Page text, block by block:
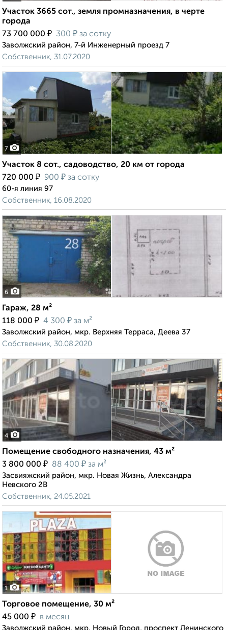
Участок 3665 сот., земля промназначения, в черте
города
73 700 000 ₽ 300 ₽ за сотку
Заволжский район, 7-й Инженерный проезд 7
Собственник, 31.07.2020
7
Участок 8 сот., садоводство, 20 км от города
720 000 ₽ 900 ₽ за сотку
60-я линия 97
Собственник, 16.08.2020
6
Гараж, 28 м²
118 000 ₽ 4 300 ₽ за м²
Заволжский район, мкр. Верхняя Терраса, Деева 37
Собственник, 30.08.2020
4
Помещение свободного назначения, 43 м²
3 800 000 ₽ 88 400 ₽ за м²
Засвияжский район, мкр. Новая Жизнь, Александра
Невского 2В
Собственник, 24.05.2021
1
Торговое помещение, 30 м²
45 000 ₽ в месяц
Заволжский район, мкр. Новый Город, проспект Ленинского